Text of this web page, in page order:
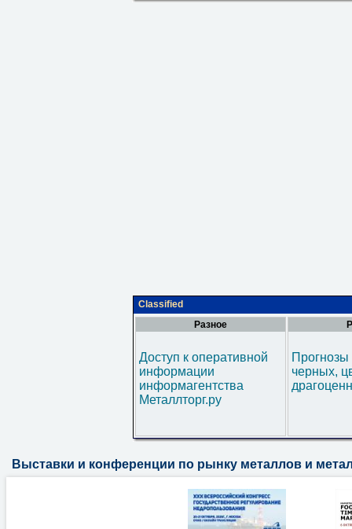
Classified
Разное
Доступ к оперативной
информации
информагентства
Металлторг.ру
черных,
Выставки и конференции по рынку металлов и